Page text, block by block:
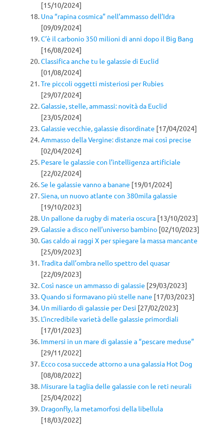
[15/10/2024]
Una “rapina cosmica” nell’ammasso dell’Idra
[09/09/2024]
C’è il carbonio 350 milioni di anni dopo il Big Bang
[16/08/2024]
Classifica anche tu le galassie di Euclid
[01/08/2024]
Tre piccoli oggetti misteriosi per Rubies
[29/07/2024]
Galassie, stelle, ammassi: novità da Euclid
[23/05/2024]
Galassie vecchie, galassie disordinate [17/04/2024]
Ammasso della Vergine: distanze mai così precise
[02/04/2024]
Pesare le galassie con l’intelligenza artificiale
[22/02/2024]
Se le galassie vanno a banane [19/01/2024]
Siena, un nuovo atlante con 380mila galassie
[19/10/2023]
Un pallone da rugby di materia oscura [13/10/2023]
Galassie a disco nell’universo bambino [02/10/2023]
Gas caldo ai raggi X per spiegare la massa mancante
[25/09/2023]
Tradita dall’ombra nello spettro del quasar
[22/09/2023]
Così nasce un ammasso di galassie [29/03/2023]
Quando si formavano più stelle nane [17/03/2023]
Un miliardo di galassie per Desi [27/02/2023]
L’incredibile varietà delle galassie primordiali
[17/01/2023]
Immersi in un mare di galassie a “pescare meduse”
[29/11/2022]
Ecco cosa succede attorno a una galassia Hot Dog
[08/08/2022]
Misurare la taglia delle galassie con le reti neurali
[25/04/2022]
Dragonfly, la metamorfosi della libellula
[18/03/2022]